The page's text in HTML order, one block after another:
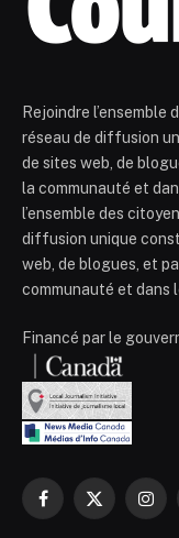
Rejoindre l’ensemble
réseau de diffusion
de sites web, de
la communauté et
l’ensemble des
diffusion unique
web, de blogues, et
communauté et dans
Financé par le
Facebook
X